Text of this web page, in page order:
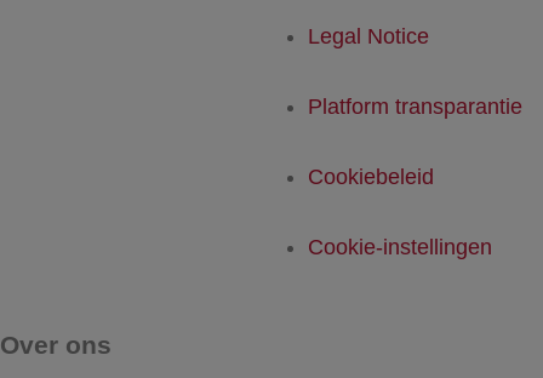
Legal Notice
Platform transparantie
Cookiebeleid
Cookie-instellingen
Over ons